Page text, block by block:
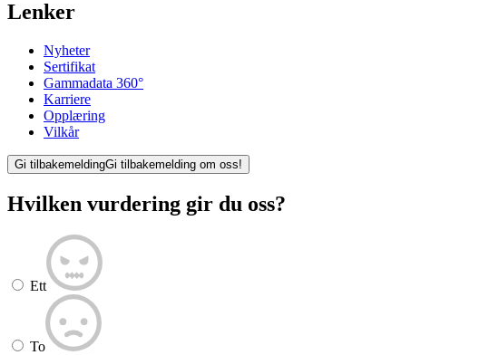
Lenker
Nyheter
Sertifikat
Gammadata 360°
Karriere
Opplæring
Vilkår
Gi tilbakemeldingGi tilbakemelding om oss!
Hvilken vurdering gir du oss?
Ett
To